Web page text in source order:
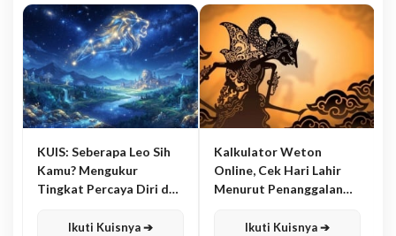
KUIS: Seberapa Leo Sih
Kamu? Mengukur
Tingkat Percaya Diri dan
Ikuti Kuisnya ➔
Kalkulator Weton
Online, Cek Hari Lahir
Menurut Penanggalan
Ikuti Kuisnya ➔